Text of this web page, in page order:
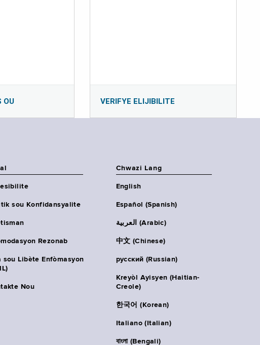
OU VERIFYE ELIJIBILITE
sou Konfidansyalite
Rezonab
sou Libète Enfòmasyon
Nou
Chwazi Lang
English
Español (Spanish)
العربية (Arabic)
中文 (Chinese)
русский (Russian)
Kreyòl Ayisyen (Haitian-
Creole)
한국어 (Korean)
Italiano (Italian)
বাংলা (Bengali)